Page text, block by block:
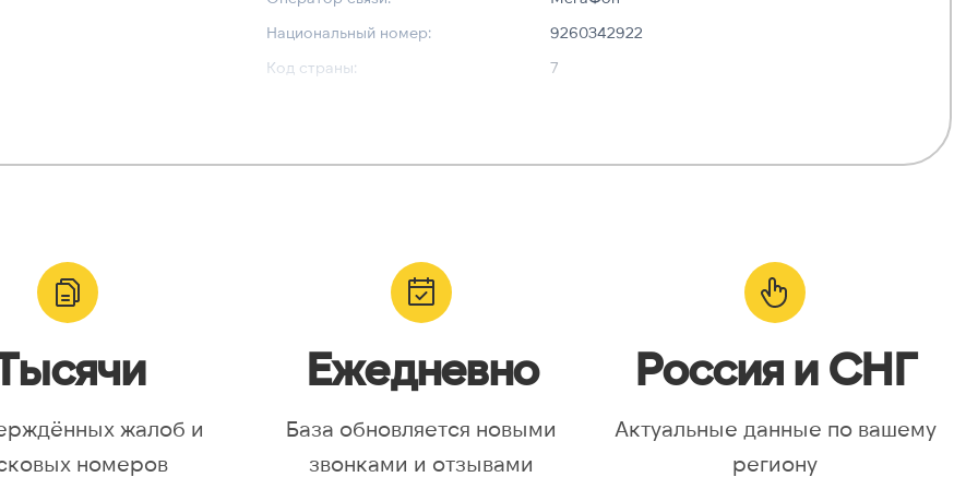
Национальный номер:
9260342922
Код страны:
7
Asia/Yekaterinburg,
Moscow, Europe/Samara
Валидный номер:
✓ Да
жалоб и
номеров
Ежедневно
База обновляется новыми
звонками и отзывами
Россия и СНГ
Актуальные данные по вашему
региону